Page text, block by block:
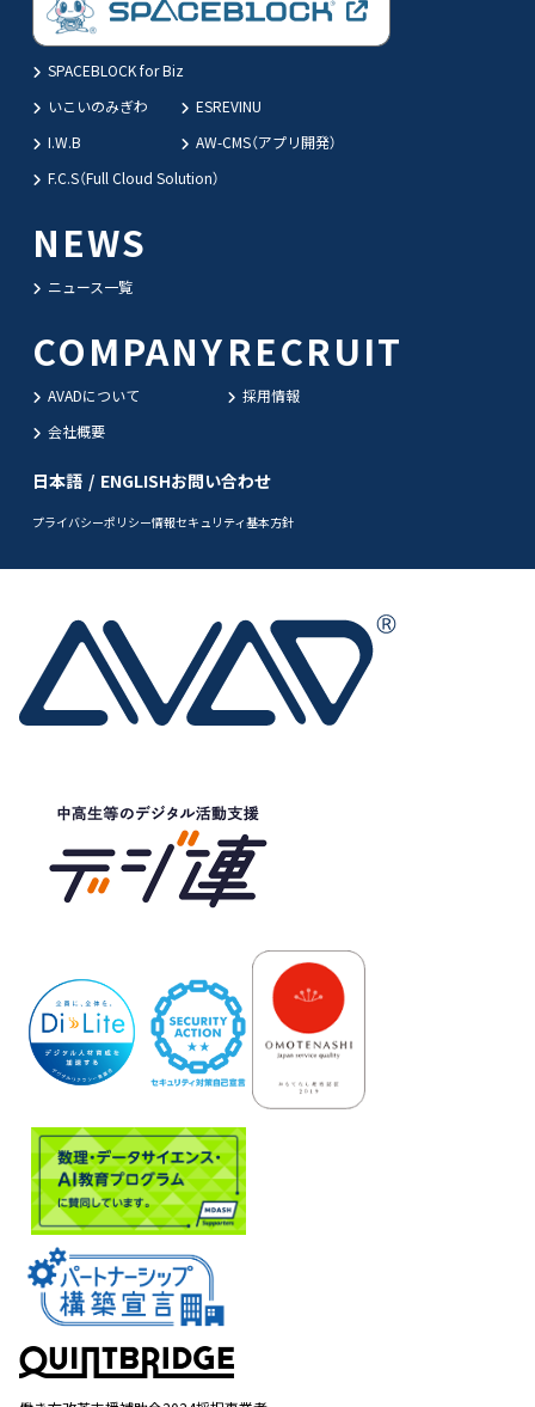
SPACEBLOCK for Biz
いこいのみぎわ
ESREVINU
I.W.B
AW-CMS（アプリ開発）
F.C.S（Full Cloud Solution）
NEWS
ニュース一覧
COMPANY
AVADについて
会社概要
RECRUIT
採用情報
日本語 / ENGLISHお問い合わせ
プライバシーポリシー情報セキュリティ基本方針